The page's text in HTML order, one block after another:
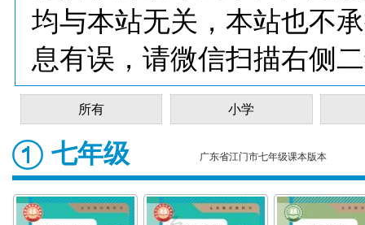
均与本站无关，本站也不
息有误，请微信扫描右侧
所有 小学
七年级 广东省江门市七年级课本版本